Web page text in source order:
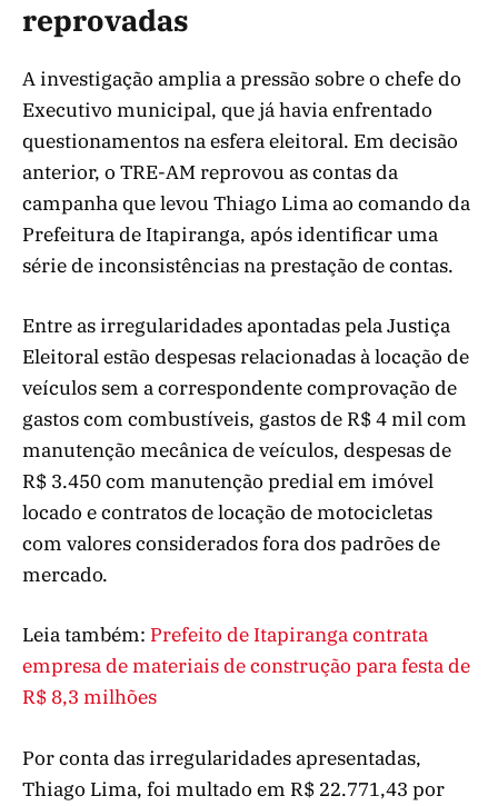
reprovadas
A investigação amplia a pressão sobre o chefe do
Executivo municipal, que já havia enfrentado
questionamentos na esfera eleitoral. Em decisão
anterior, o TRE-AM reprovou as contas da
campanha que levou Thiago Lima ao comando da
Prefeitura de Itapiranga, após identificar uma
série de inconsistências na prestação de contas.
Entre as irregularidades apontadas pela Justiça
Eleitoral estão despesas relacionadas à locação de
veículos sem a correspondente comprovação de
gastos com combustíveis, gastos de R$ 4 mil com
manutenção mecânica de veículos, despesas de
R$ 3.450 com manutenção predial em imóvel
locado e contratos de locação de motocicletas
com valores considerados fora dos padrões de
mercado.
Leia também: Prefeito de Itapiranga contrata
empresa de materiais de construção para festa de
R$ 8,3 milhões
Por conta das irregularidades apresentadas,
Thiago Lima, foi multado em R$ 22.771,43 por